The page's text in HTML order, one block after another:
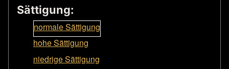
Sättigung:
normale Sättigung
hohe Sättigung
niedrige Sättigung